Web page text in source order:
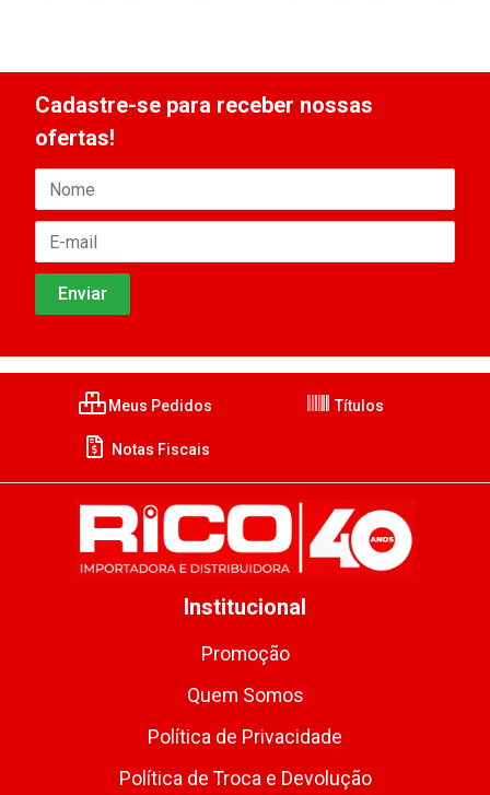
Cadastre-se para receber nossas
ofertas!
Meus Pedidos Títulos
Notas Fiscais
Institucional
Promoção
Quem Somos
Política de Privacidade
Política de Troca e Devolução